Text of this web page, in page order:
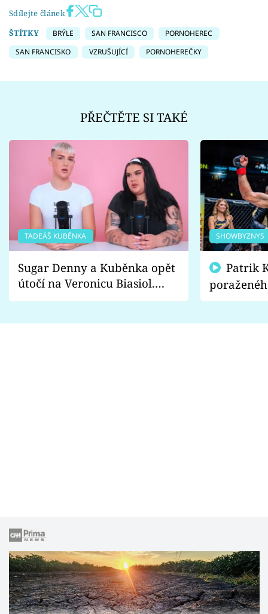
Sdílejte článek
ŠTÍTKY
BRÝLE SAN FRANCISCO
PORNOHEREC
SAN FRANCISKO
VZRUŠUJÍCÍ PORNOHEREČKY
PŘEČTĚTE SI TAKÉ
TADEÁŠ KUBĚNKA
Sugar Denny a Kuběnka opět
útočí na Veronicu Biasiol.
Proč je podle nich falešná a
SHOWBYZNYS
fanoušci